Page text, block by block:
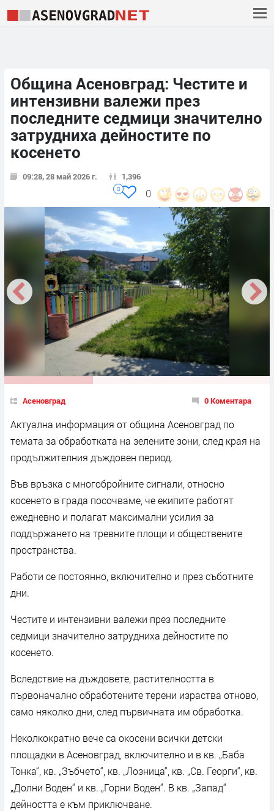
Община Асеновград: Честите и
интензивни валежи през
последните седмици значително
затрудниха дейностите по
косенето
09:28, 28 май 2026 г. 1,396
0
0
Асеновград 0 Коментара
Актуална информация от община Асеновград по
темата за обработката на зелените зони, след края на
продължителния дъждовен период.
Във връзка с многобройните сигнали, относно
косенето в града посочваме, че екипите работят
ежедневно и полагат максимални усилия за
поддържането на тревните площи и обществените
пространства.
Работи се постоянно, включително и през съботните
дни.
Честите и интензивни валежи през последните
седмици значително затрудниха дейностите по
косенето.
Вследствие на дъждовете, растителността в
първоначално обработените терени израства отново,
само няколко дни, след първичната им обработка.
Неколкократно вече са окосени всички детски
площадки в Асеновград, включително и в кв. „Баба
Тонка“, кв. „Зъбчето“, кв. „Лозница“, кв. „Св. Георги“, кв.
„Долни Воден“ и кв. „Горни Воден“. В кв. „Запад“
дейността е към приключване.